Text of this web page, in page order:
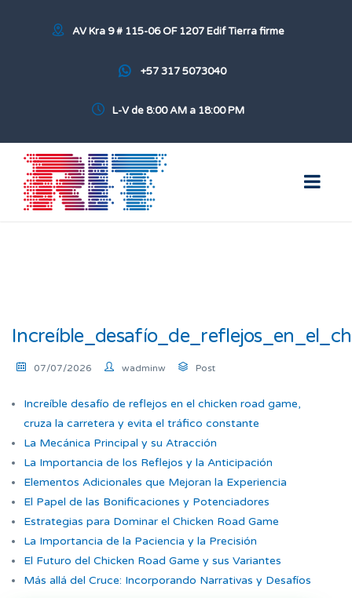
AV Kra 9 # 115-06 OF 1207 Edif Tierra firme
+57 317 5073040
L-V de 8:00 AM a 18:00 PM
07/07/2026 wadminw Post
Increíble desafío de reflejos en el chicken road game,
cruza la carretera y evita el tráfico constante
La Mecánica Principal y su Atracción
La Importancia de los Reflejos y la Anticipación
Elementos Adicionales que Mejoran la Experiencia
El Papel de las Bonificaciones y Potenciadores
Estrategias para Dominar el Chicken Road Game
La Importancia de la Paciencia y la Precisión
El Futuro del Chicken Road Game y sus Variantes
Más allá del Cruce: Incorporando Narrativas y Desafíos